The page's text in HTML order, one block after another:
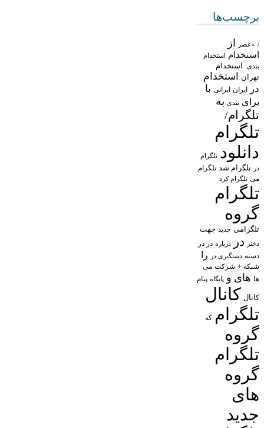
برچسب‌ها
/ «عصر از
استخدام استخدام
بندی: استخدام
تهران
استخدام
در
ایران ایرانی با
برای بندی به
تلگرام/
تلگرام
دانلود تلگرام
در تلگرام شد تلگرام
می تلگرام کرد
تلگرام
گروه
تلگرامی جدید جهت
دختر در درباره در در
دسته دستگیری در را
شبکه + شرکت می
ها های و پایگاه پیام
کانال کانال
تلگرام که
گروه
تلگرام
گروه
های
جدید